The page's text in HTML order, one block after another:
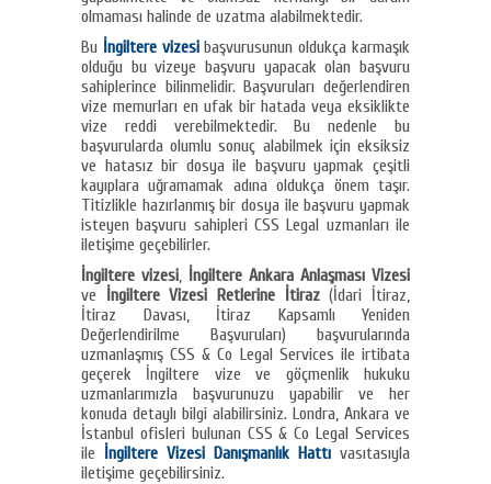
olmaması halinde de uzatma alabilmektedir.
Bu İngiltere vizesibaşvurusunun oldukça karmaşık
olduğu bu vizeye başvuru yapacak olan başvuru
sahiplerince bilinmelidir. Başvuruları değerlendiren
vize memurları en ufak bir hatada veya eksiklikte
vize reddi verebilmektedir. Bu nedenle bu
başvurularda olumlu sonuç alabilmek için eksiksiz
ve hatasız bir dosya ile başvuru yapmak çeşitli
kayıplara uğramamak adına oldukça önem taşır.
Titizlikle hazırlanmış bir dosya ile başvuru yapmak
isteyen başvuru sahipleri CSS Legal uzmanları ile
iletişime geçebilirler.
İngiltere vizesi, İngiltere Ankara Anlaşması Vizesi
ve
İngiltere Vizesi Retlerine İtiraz(İdari İtiraz,
İtiraz Davası, İtiraz Kapsamlı Yeniden
Değerlendirilme Başvuruları) başvurularında
uzmanlaşmış CSS & Co Legal Services ile irtibata
geçerek İngiltere vize ve göçmenlik hukuku
uzmanlarımızla başvurunuzu yapabilir ve her
konuda detaylı bilgi alabilirsiniz. Londra, Ankara ve
İstanbul ofisleri bulunan CSS & Co Legal Services
ile İngiltere Vizesi Danışmanlık Hattı vasıtasıyla
iletişime geçebilirsiniz.